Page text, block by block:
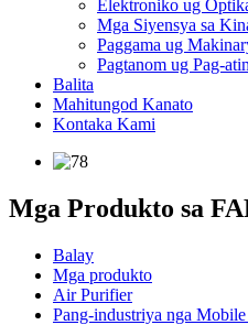
Elektroniko ug
Mga Siyensya sa
Paggama ug
Pagtanom ug Pag-
Balita
Mahitungod Kanato
Kontaka Kami
Mga Produkto sa
Balay
Mga produkto
Air Purifier
Pang-industriya nga